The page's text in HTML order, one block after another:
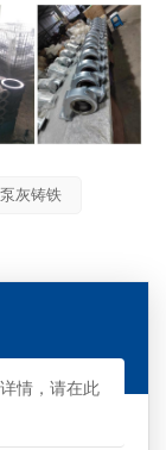
灰铸铁
情，请在此